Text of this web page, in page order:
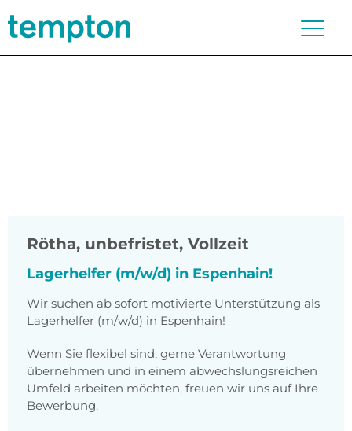
Rötha, unbefristet, Vollzeit
Lagerhelfer (m/w/d) in Espenhain!
Wir suchen ab sofort motivierte Unterstützung als
Lagerhelfer (m/w/d) in Espenhain!
Wenn Sie flexibel sind, gerne Verantwortung
übernehmen und in einem abwechslungsreichen
Umfeld arbeiten möchten, freuen wir uns auf Ihre
Bewerbung.